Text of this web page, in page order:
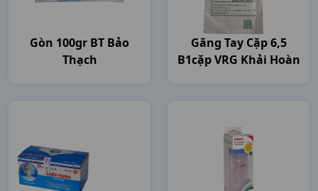
Gòn 100gr BT Bảo
Thạch
Găng Tay Cặp 6,5
B1cặp VRG Khải Hoàn